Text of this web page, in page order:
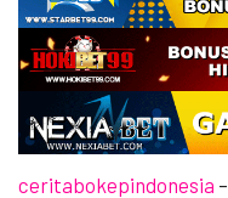
ceritabokepindonesia